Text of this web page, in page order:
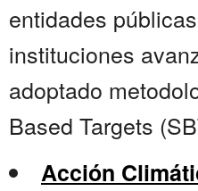
entidades
instituciones
adoptado
Based Targets
Acción